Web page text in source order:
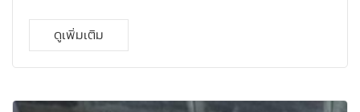
ดูเพิ่มเติม